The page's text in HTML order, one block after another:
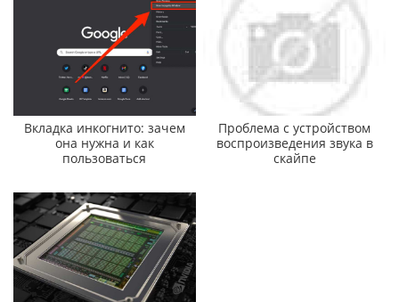
Вкладка инкогнито: зачем
она нужна и как
пользоваться
Проблема с устройством
воспроизведения звука в
скайпе